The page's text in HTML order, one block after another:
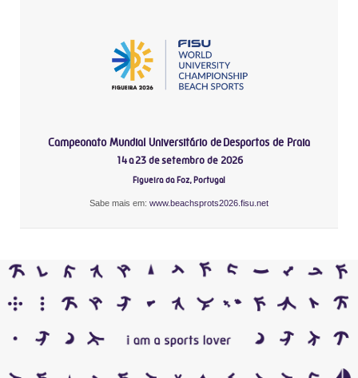
Campeonato Mundial Universitário de Desportos de Praia
14 a 23 de setembro de 2026
Figueira da Foz, Portugal
Sabe mais em: www.beachsprots2026.fisu.net